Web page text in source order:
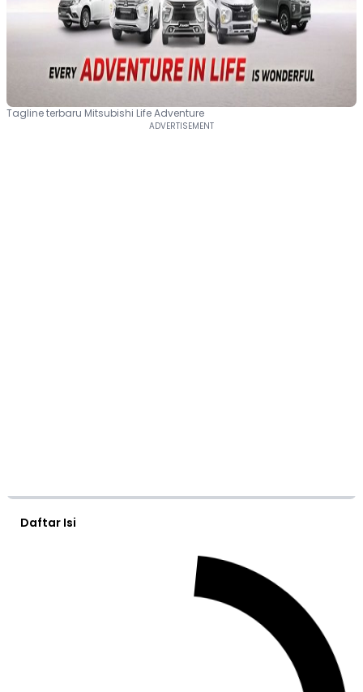
Tagline terbaru Mitsubishi Life Adventure
Daftar Isi